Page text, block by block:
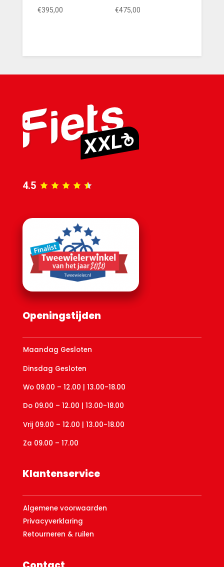
€395,00 €475,00
4.5
Openingstijden
Maandag Gesloten
Dinsdag Gesloten
Wo 09.00 – 12.00 | 13.00-18.00
Do 09.00 – 12.00 | 13.00-18.00
Vrij 09.00 – 12.00 | 13.00-18.00
Za 09.00 – 17.00
Klantenservice
Algemene voorwaarden
Privacyverklaring
Retourneren & ruilen